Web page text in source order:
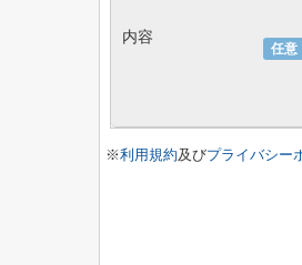
任意
内容
※利用規約及びプライバシー